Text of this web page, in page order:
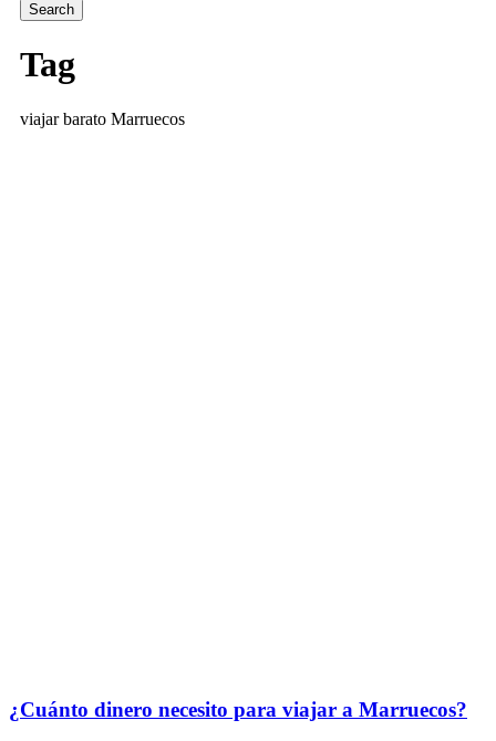
Tag
viajar barato Marruecos
¿Cuánto dinero necesito para viajar a Marruecos?